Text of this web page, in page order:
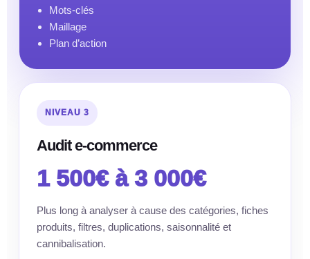
Mots-clés
Maillage
Plan d’action
NIVEAU 3
Audit e-commerce
1 500€ à 3 000€
Plus long à analyser à cause des catégories, fiches
produits, filtres, duplications, saisonnalité et
cannibalisation.